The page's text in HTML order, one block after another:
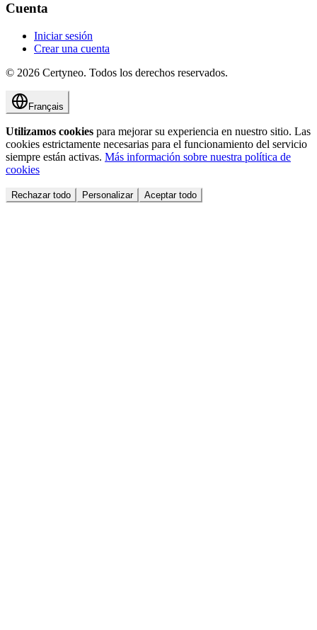
Cuenta
Iniciar sesión
Crear una cuenta
© 2026 Certyneo. Todos los derechos reservados.
Français
Utilizamos cookies para mejorar su experiencia en nuestro sitio. Las
cookies estrictamente necesarias para el funcionamiento del servicio
siempre están activas. Más información sobre nuestra política de
cookies
Rechazar todo Personalizar Aceptar todo